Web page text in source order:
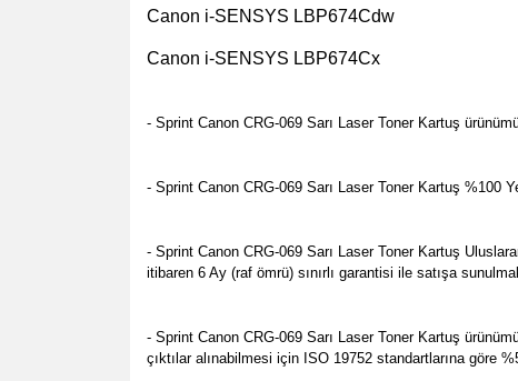
Canon i-SENSYS LBP674Cdw
Canon i-SENSYS LBP674Cx
- Sprint Canon CRG-069 Sarı Laser Toner Kartuş
- Sprint Canon CRG-069 Sarı Laser Toner Kartuş %100
- Sprint Canon CRG-069 Sarı Laser Toner Kartuş
itibaren 6 Ay (raf ömrü) sınırlı garantisi ile satışa
- Sprint Canon CRG-069 Sarı Laser Toner Kartuş
çıktılar alınabilmesi için ISO 19752 standartlarına göre